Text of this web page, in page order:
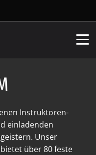
Instruktoren-
einladenden
Unser
über 80 feste